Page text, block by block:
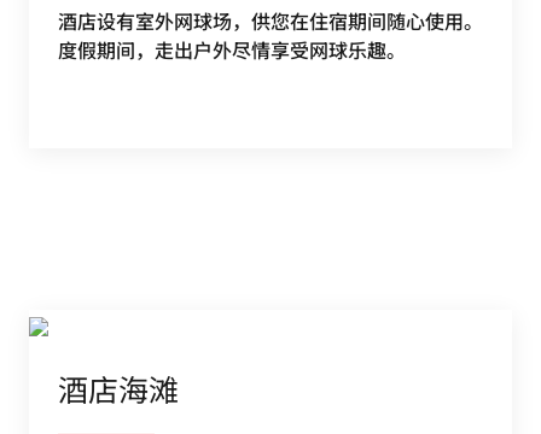
酒店设有室外网球场，供您在住宿期间随心使用。
度假期间，走出户外尽情享受网球乐趣。
酒店海滩